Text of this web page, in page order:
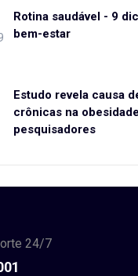
Rotina saudável - 9
bem-estar
Estudo revela causa
crônicas na
pesquisadores
24/7